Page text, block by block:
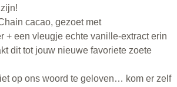
cacao, gezoet met
+ een vleugje echte vanille-extract erin
dit tot jouw nieuwe favoriete zoete
op ons woord te geloven… kom er zelf